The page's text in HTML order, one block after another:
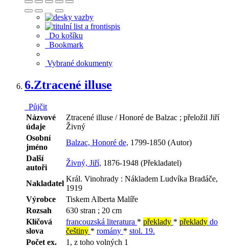
Do košíku
Bookmark
Vybrané dokumenty
6.Ztracené illuse
Půjčit
Názvové
údaje
Ztracené illuse / Honoré de Balzac ; přeložil Jiří
Živný
Osobní
jméno
Balzac, Honoré de, 1799-1850 (Autor)
Další
autoři
Živný, Jiří, 1876-1948 (Překladatel)
Nakladatel
Král. Vinohrady : Nákladem Ludvíka Bradáče,
1919
Výrobce
Tiskem Alberta Malíře
Rozsah
630 stran ; 20 cm
Klíčová
slova
francouzská literatura * překlady * překlady do
češtiny * romány * stol. 19.
Počet ex.
1, z toho volných 1